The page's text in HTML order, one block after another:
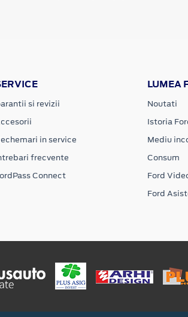
si revizii
in service
frecvente
Connect
LUMEA
Noutati
Istoria
Mediu
Consum
Ford
Ford